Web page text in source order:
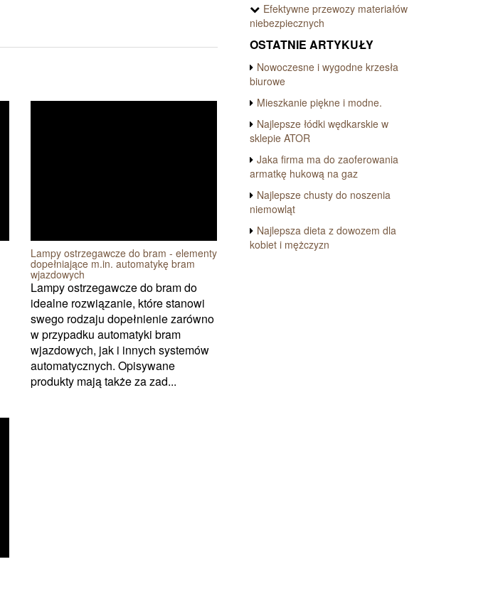
Lampy ostrzegawcze do bram - elementy
dopełniające m.in. automatykę bram
wjazdowych
Lampy ostrzegawcze do bram do
idealne rozwiązanie, które stanowi
swego rodzaju dopełnienie zarówno
w przypadku automatyki bram
wjazdowych, jak i innych systemów
automatycznych. Opisywane
produkty mają także za zad...
Efektywne przewozy materiałów
niebezpiecznych
OSTATNIE ARTYKUŁY
Nowoczesne i wygodne krzesła
biurowe
Mieszkanie piękne i modne.
Najlepsze łódki wędkarskie w
sklepie ATOR
Jaka firma ma do zaoferowania
armatkę hukową na gaz
Najlepsze chusty do noszenia
niemowląt
Najlepsza dieta z dowozem dla
kobiet i mężczyzn